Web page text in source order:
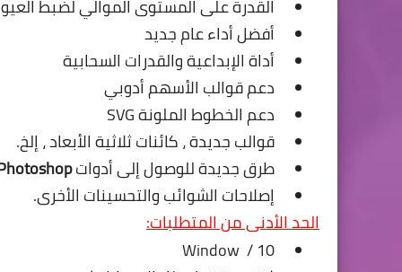
القدرة على المستوى الموالي لضبط
أفضل أداء عام جديد
أداة الإبداعية والقدرات السحابية
دعم قوالب الأسهم أدوبي
دعم الخطوط الملونة SVG
قوالب جديدة ، كائنات ثلاثية الأبعاد ، إلخ.
طرق جديدة للوصول إلى أدوات
إصلاحات الشوائب والتحسينات الأخرى.
الحد الأدنى من المتطلبات:
Window / 10